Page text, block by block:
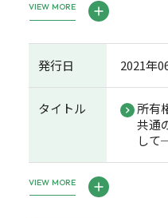
VIEW MORE
発行日 2021年
タイトル
所有
共通
し
VIEW MORE